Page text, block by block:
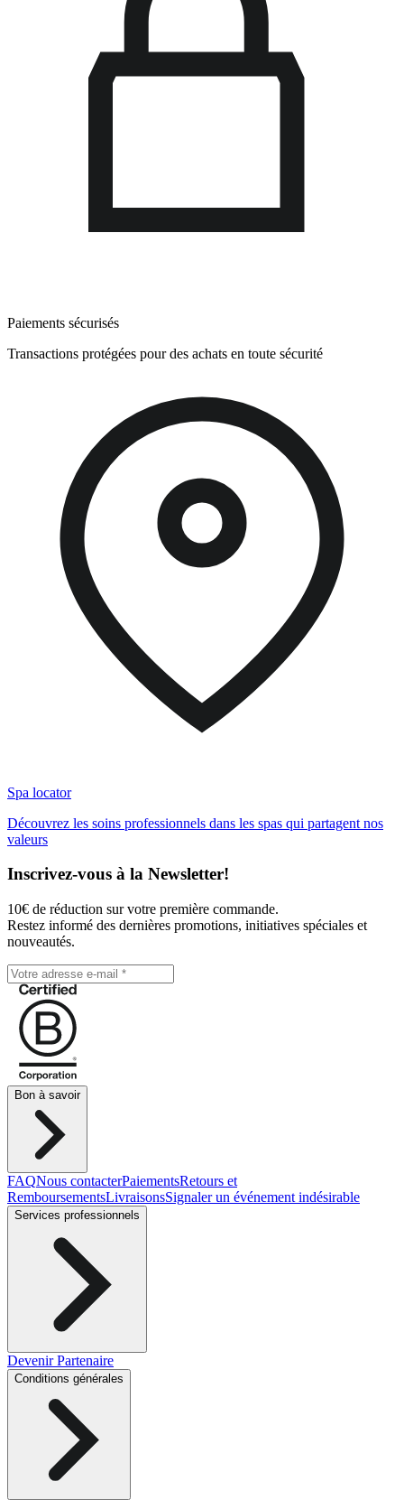
Paiements sécurisés
Transactions protégées pour des achats en toute sécurité
Spa locator
Découvrez les soins professionnels dans les spas qui partagent nos
valeurs
Inscrivez-vous à la Newsletter!
10€ de réduction sur votre première commande.
Restez informé des dernières promotions, initiatives spéciales et
nouveautés.
Bon à savoir
FAQNous contacterPaiementsRetours et
RemboursementsLivraisonsSignaler un événement indésirable
Services professionnels
Devenir Partenaire
Conditions générales